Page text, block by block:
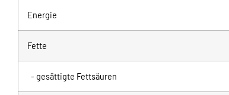
Energie
Fette
- gesättigte Fettsäuren